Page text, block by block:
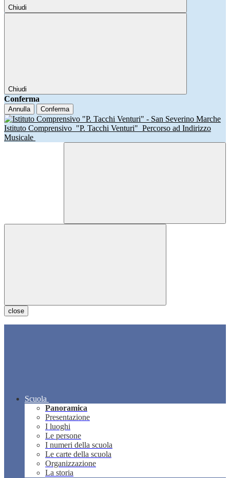
Chiudi
Chiudi
Conferma
Annulla Conferma
Istituto Comprensivo "P. Tacchi Venturi" Percorso ad Indirizzo
Musicale
close
Scuola
Panoramica
Presentazione
I luoghi
Le persone
I numeri della scuola
Le carte della scuola
Organizzazione
La storia